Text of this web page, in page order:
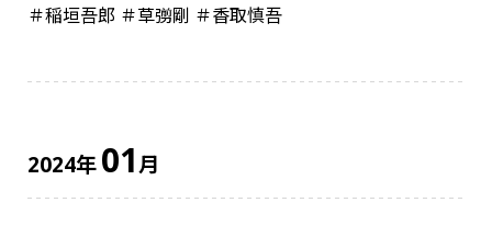
FAQ
＃稲垣吾郎 ＃草彅剛 ＃香取慎吾
2024年01月